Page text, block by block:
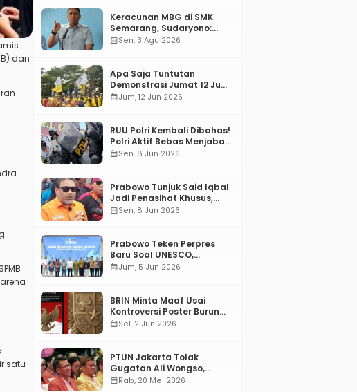
dan
satu
Keracunan MBG di SMK
Semarang, Sudaryono:
“SPPG Harus Bertanggung
calendar_monthSen, 3 Agu 2026
Apa Saja Tuntutan
Demonstrasi Jumat 12 Juni
2026?
calendar_monthJum, 12 Jun 2026
RUU Polri Kembali Dibahas!
Polri Aktif Bebas Menjabat
Di Manapun
calendar_monthSen, 8 Jun 2026
Prabowo Tunjuk Said Iqbal
Jadi Penasihat Khusus,
Mengapa?
calendar_monthSen, 8 Jun 2026
Prabowo Teken Perpres
Baru Soal UNESCO,
Tentang Apa?
calendar_monthJum, 5 Jun 2026
BRIN Minta Maaf Usai
Kontroversi Poster Burung
Garuda
calendar_monthSel, 2 Jun 2026
PTUN Jakarta Tolak
Gugatan Ali Wongso,
Misbakhun: Ini hadiah
calendar_monthRab, 20 Mei 2026